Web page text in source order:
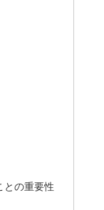
との重要性